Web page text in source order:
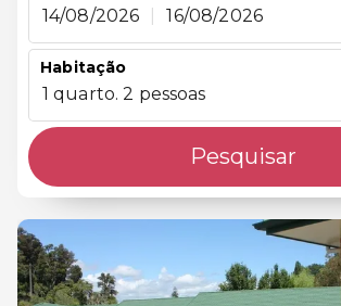
14/08/2026 16/08/2026
Habitação
1 quarto. 2 pessoas
Pesquisar